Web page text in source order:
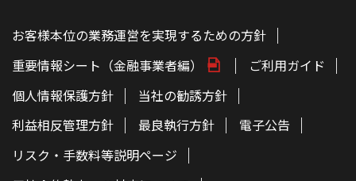
お客様本位の業務運営を実現するための方針
重要情報シート（金融事業者編）
ご利用ガイド
個人情報保護方針
当社の勧誘方針
利益相反管理方針
最良執行方針
電子公告
リスク・手数料等説明ページ